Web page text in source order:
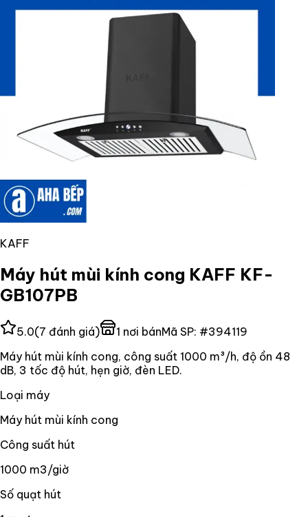
KAFF
Máy hút mùi kính cong KAFF KF-
GB107PB
5.0(7 đánh giá) 1 nơi bánMã SP: #394119
Máy hút mùi kính cong, công suất 1000 m³/h, độ ồn 48
dB, 3 tốc độ hút, hẹn giờ, đèn LED.
Loại máy
Máy hút mùi kính cong
Công suất hút
1000 m3/giờ
Số quạt hút